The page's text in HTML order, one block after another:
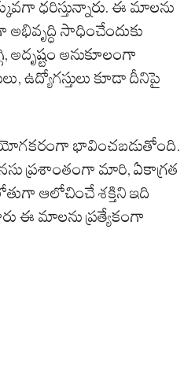
ధరిస్తున్నారు. ఈ మాలను
సాధించేందుకు
అదృష్టం అనుకూలంగా
ఉద్యోగస్తులు కూడా దీనిపై
భావించబడుతోంది.
ప్రశాంతంగా మారి, ఏకాగ్రత
ఆలోచించే శక్తిని ఇది
ఈ మాలను ప్రత్యేకంగా